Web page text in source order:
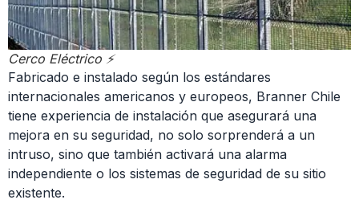
Cerco Eléctrico ⚡
Fabricado e instalado según los estándares
internacionales americanos y europeos, Branner Chile
tiene experiencia de instalación que asegurará una
mejora en su seguridad, no solo sorprenderá a un
intruso, sino que también activará una alarma
independiente o los sistemas de seguridad de su sitio
existente.